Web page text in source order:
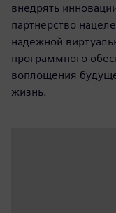
внедрять
партнерство
надежной
программного
воплощения
жизнь.